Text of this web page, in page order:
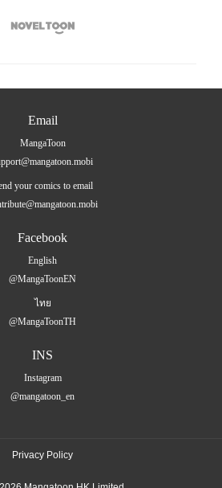

Email
MangaToon
your comics to email
Facebook
English
@MangaToonEN
ไทย
@MangaToonTH
INS
Instagram
@mangatoon_en
Privacy Policy